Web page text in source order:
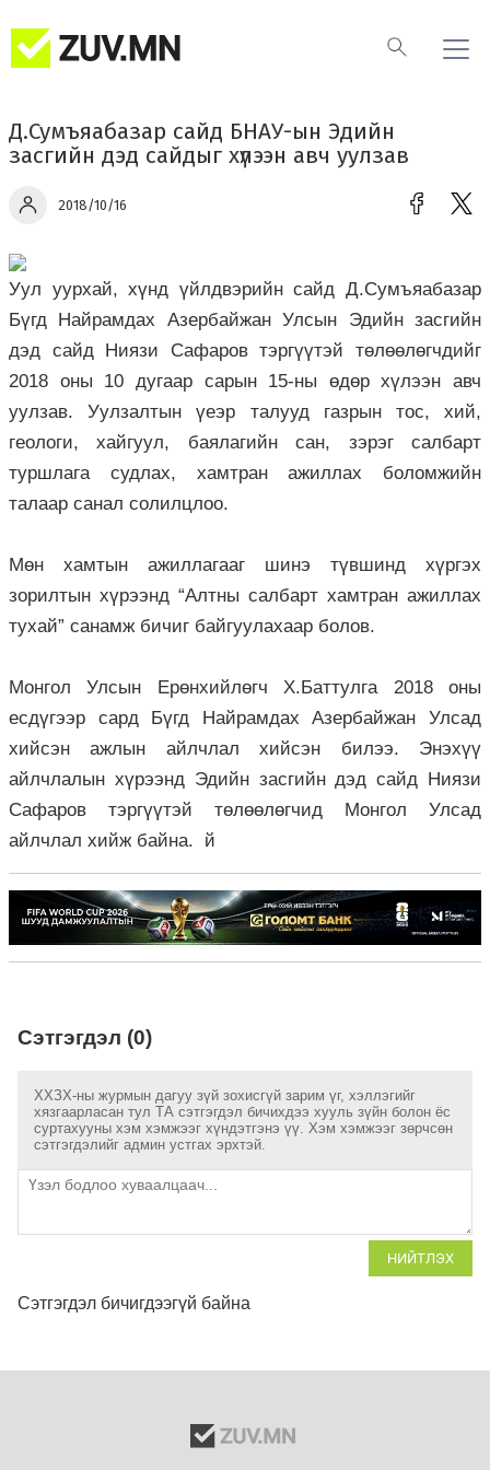
Д.Сумъяабазар сайд БНАУ-ын Эдийн
засгийн дэд сайдыг хүлээн авч уулзав
2018/10/16
Уул уурхай, хүнд үйлдвэрийн сайд Д.Сумъяабазар
Бүгд Найрамдах Азербайжан Улсын Эдийн засгийн
дэд сайд Ниязи Сафаров тэргүүтэй төлөөлөгчдийг
2018 оны 10 дугаар сарын 15-ны өдөр хүлээн авч
уулзав. Уулзалтын үеэр талууд газрын тос, хий,
геологи, хайгуул, баялагийн сан, зэрэг салбарт
туршлага судлах, хамтран ажиллах боломжийн
талаар санал солилцлоо.
Мөн хамтын ажиллагааг шинэ түвшинд хүргэх
зорилтын хүрээнд “Алтны салбарт хамтран ажиллах
тухай” санамж бичиг байгуулахаар болов.
Монгол Улсын Ерөнхийлөгч Х.Баттулга 2018 оны
есдүгээр сард Бүгд Найрамдах Азербайжан Улсад
хийсэн ажлын айлчлал хийсэн билээ. Энэхүү
айлчлалын хүрээнд Эдийн засгийн дэд сайд Ниязи
Сафаров тэргүүтэй төлөөлөгчид Монгол Улсад
айлчлал хийж байна. й
Сэтгэгдэл (0)
ХХЗХ-ны журмын дагуу зүй зохисгүй зарим үг, хэллэгийг
хязгаарласан тул ТА сэтгэгдэл бичихдээ хууль зүйн болон ёс
суртахууны хэм хэмжээг хүндэтгэнэ үү. Хэм хэмжээг зөрчсөн
сэтгэгдэлийг админ устгах эрхтэй.
НИЙТЛЭХ
Сэтгэгдэл бичигдээгүй байна